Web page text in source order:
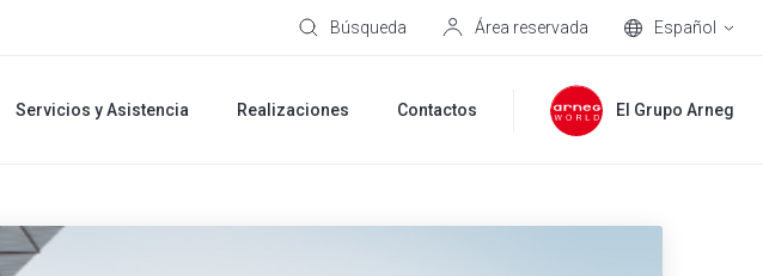
Búsqueda Área reservada Español
Servicios y Asistencia Realizaciones Contactos El Grupo Arneg